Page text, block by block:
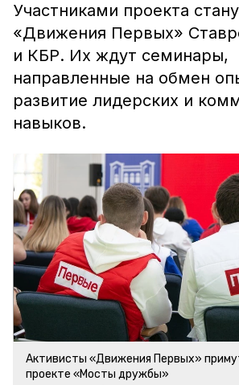
Участниками проекта
«Движения Первых»
и КБР. Их ждут семинары,
направленные на обмен
развитие лидерских и
навыков.
Активисты «Движения Первых»
проекте «Мосты дружбы»